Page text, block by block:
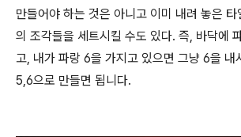
만들어야 하는 것은 아니고 이미 내려 놓은 타
의 조각들을 세트시킬 수도 있다. 즉, 바닥에
고, 내가 파랑 6을 가지고 있으면 그냥 6을 내
5,6으로 만들면 됩니다.